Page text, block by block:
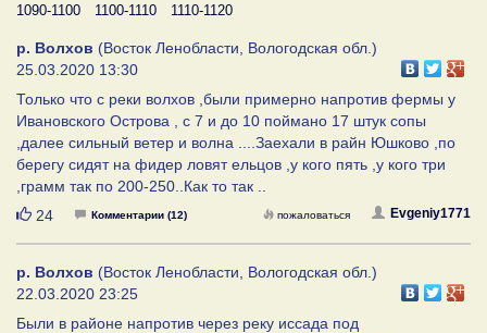
1090-1100
1100-1110 1110-1120
р. Волхов (Восток Ленобласти, Вологодская обл.)
25.03.2020 13:30
Только что с реки волхов ,были примерно напротив фермы у
Ивановского Острова , с 7 и до 10 поймано 17 штук сопы
,далее сильный ветер и волна ....Заехали в райн Юшково ,по
берегу сидят на фидер ловят ельцов ,у кого пять ,у кого три
,грамм так по 200-250..Как то так ..
Нравится
24 Комментарии (12) Evgeniy1771
пожаловаться
р. Волхов (Восток Ленобласти, Вологодская обл.)
22.03.2020 23:25
Были в районе напротив через реку иссада под